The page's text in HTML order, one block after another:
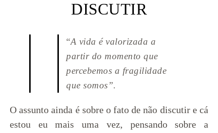
DISCUTIR
“A vida é valorizada a
partir do momento que
percebemos a fragilidade
que somos”.
O assunto ainda é sobre o fato de não discutir e cá
estou eu mais uma vez, pensando sobre a